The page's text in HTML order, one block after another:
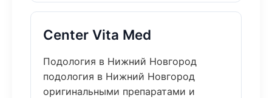
Center Vita Med
Подология в Нижний Новгород
подология в Нижний Новгород
оригинальными препаратами и